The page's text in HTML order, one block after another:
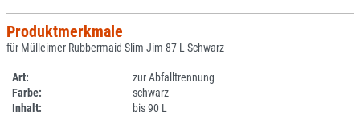
Produktmerkmale
für Mülleimer Rubbermaid Slim Jim 87 L Schwarz
Art:
zur Abfalltrennung
Farbe:
schwarz
Inhalt:
bis 90 L